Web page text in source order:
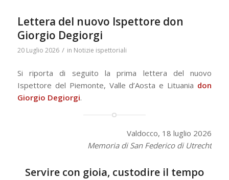
Lettera del nuovo Ispettore don
Giorgio Degiorgi
20 Luglio 2026 / in Notizie ispettoriali
Si riporta di seguito la prima lettera del nuovo
Ispettore del Piemonte, Valle d’Aosta e Lituania don
Giorgio Degiorgi.
Valdocco, 18 luglio 2026
Memoria di San Federico di Utrecht
Servire con gioia, custodire il tempo